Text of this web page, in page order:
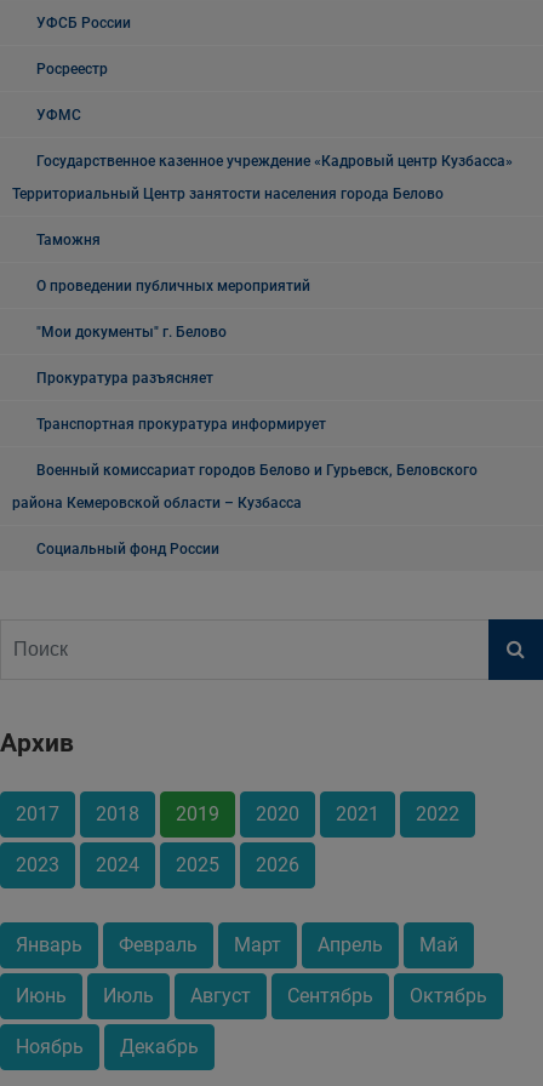
УФСБ России
Росреестр
УФМС
Государственное казенное учреждение «Кадровый центр Кузбасса»
Территориальный Центр занятости населения города Белово
Таможня
О проведении публичных мероприятий
"Мои документы" г. Белово
Прокуратура разъясняет
Транспортная прокуратура информирует
Военный комиссариат городов Белово и Гурьевск, Беловского
района Кемеровской области – Кузбасса
Социальный фонд России
Архив
2017 2018 2019 2020 2021 2022
2023 2024 2025 2026
Январь Февраль Март Апрель Май
Июнь Июль Август Сентябрь Октябрь
Ноябрь Декабрь